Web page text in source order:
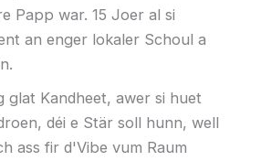
Papp war. 15 Joer al si
an enger lokaler Schoul a
glat Kandheet, awer si huet
déi e Stär soll hunn, well
ass fir d'Vibe vum Raum